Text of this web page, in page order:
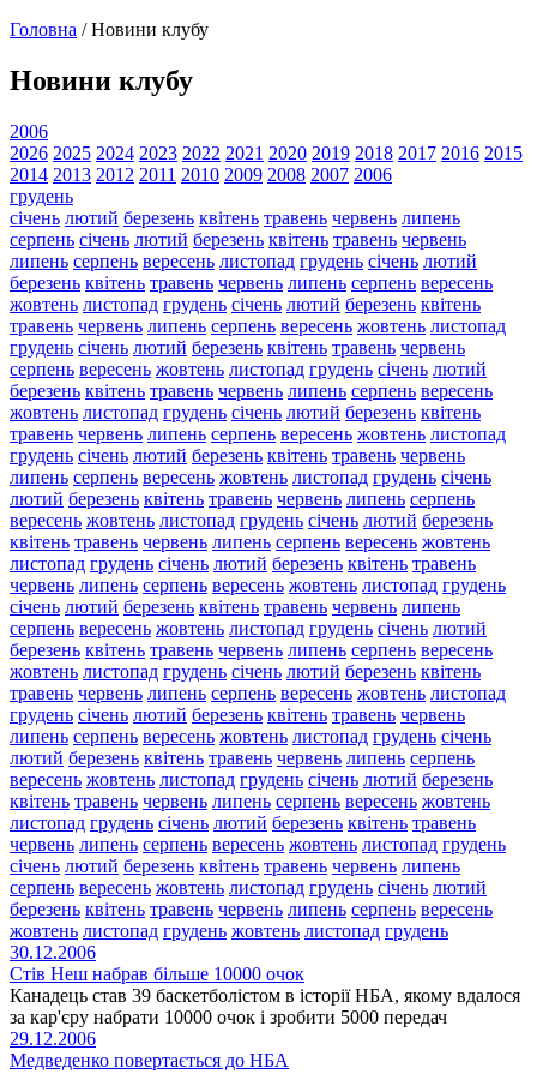
Головна /Новини клубу
Новини клубу
2006
2026 2025 2024 2023 2022 2021 2020 2019 2018 2017 2016 2015
2014 2013 2012 2011 2010 2009 2008 2007 2006
грудень
січень лютий березень квітень травень червень липень
серпень січень лютий березень квітень травень червень
липень серпень вересень листопад грудень січень лютий
березень квітень травень червень липень серпень вересень
жовтень листопад грудень січень лютий березень квітень
травень червень липень серпень вересень жовтень листопад
грудень січень лютий березень квітень травень червень
серпень вересень жовтень листопад грудень січень лютий
березень квітень травень червень липень серпень вересень
жовтень листопад грудень січень лютий березень квітень
травень червень липень серпень вересень жовтень листопад
грудень січень лютий березень квітень травень червень
липень серпень вересень жовтень листопад грудень січень
лютий березень квітень травень червень липень серпень
вересень жовтень листопад грудень січень лютий березень
квітень травень червень липень серпень вересень жовтень
листопад грудень січень лютий березень квітень травень
червень липень серпень вересень жовтень листопад грудень
січень лютий березень квітень травень червень липень
серпень вересень жовтень листопад грудень січень лютий
березень квітень травень червень липень серпень вересень
жовтень листопад грудень січень лютий березень квітень
травень червень липень серпень вересень жовтень листопад
грудень січень лютий березень квітень травень червень
липень серпень вересень жовтень листопад грудень січень
лютий березень квітень травень червень липень серпень
вересень жовтень листопад грудень січень лютий березень
квітень травень червень липень серпень вересень жовтень
листопад грудень січень лютий березень квітень травень
червень липень серпень вересень жовтень листопад грудень
січень лютий березень квітень травень червень липень
серпень вересень жовтень листопад грудень січень лютий
березень квітень травень червень липень серпень вересень
жовтень листопад грудень жовтень листопад грудень
30.12.2006
Стів Неш набрав більше 10000 очок
Канадець став 39 баскетболістом в історії НБА, якому вдалося
за кар'єру набрати 10000 очок і зробити 5000 передач
29.12.2006
Медведенко повертається до НБА